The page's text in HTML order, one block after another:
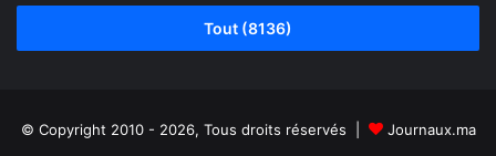
Tout (8136)
© Copyright 2010 - 2026, Tous droits réservés | Journaux.ma